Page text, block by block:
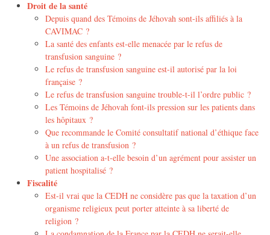
Droit de la santé
Depuis quand des Témoins de Jéhovah sont-ils affiliés à la
CAVIMAC ?
La santé des enfants est-elle menacée par le refus de
transfusion sanguine ?
Le refus de transfusion sanguine est-il autorisé par la loi
française ?
Le refus de transfusion sanguine trouble-t-il l’ordre public ?
Les Témoins de Jéhovah font-ils pression sur les patients dans
les hôpitaux ?
Que recommande le Comité consultatif national d’éthique face
à un refus de transfusion ?
Une association a-t-elle besoin d’un agrément pour assister un
patient hospitalisé ?
Fiscalité
Est-il vrai que la CEDH ne considère pas que la taxation d’un
organisme religieux peut porter atteinte à sa liberté de
religion ?